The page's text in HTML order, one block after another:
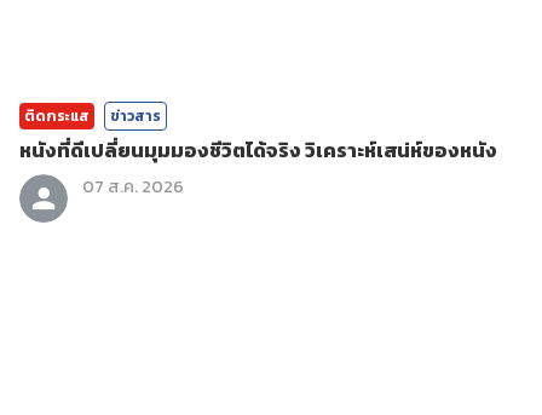
ติดกระแส ข่าวสาร
หนังที่ดีเปลี่ยนมุมมองชีวิตได้จริง วิเคราะห์เสน่ห์ของหนัง
07 ส.ค. 2026